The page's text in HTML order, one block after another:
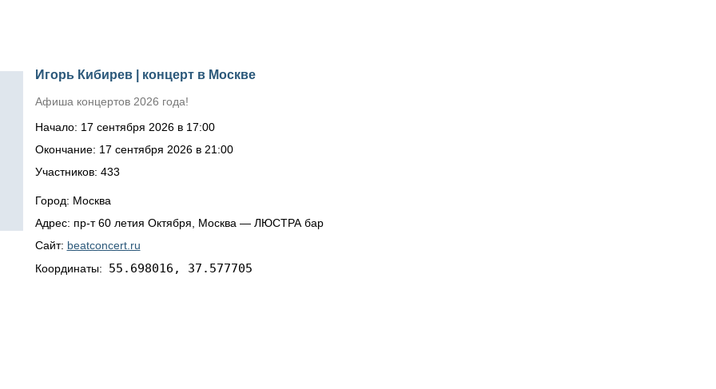
Игорь Кибирев | концерт в Москве
Афиша концертов 2026 года!
Начало: 17 сентября 2026 в 17:00
Окончание: 17 сентября 2026 в 21:00
Участников: 433
Город: Москва
Адрес: пр-т 60 летия Октября, Москва — ЛЮСТРА бар
Сайт: beatconcert.ru
Координаты: 55.698016, 37.577705